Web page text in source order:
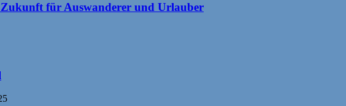
für Auswanderer und Urlauber